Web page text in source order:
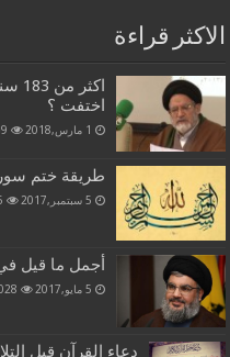
الاكثر قراءة
اختفت ؟
1 مارس,2018
طريقة ختم
5 سبتمبر,2017
أجمل ما قيل
5 مايو,2017
دعاء القرآن قبل